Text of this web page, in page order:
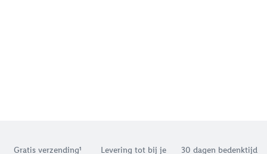
Gratis verzending¹
Levering tot bij je
30 dagen bedenktijd